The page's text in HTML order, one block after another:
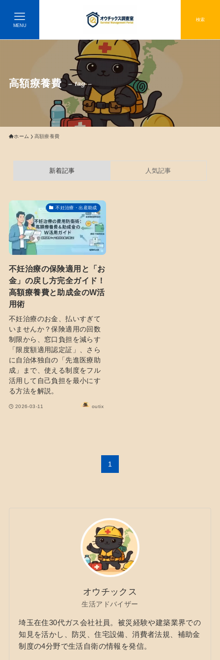
検索
MENU
高額療養費 – tag –
ホーム 高額療養費
新着記事 人気記事
不妊治療・出産助成
不妊治療の保険適用と「お
金」の戻し方完全ガイド！
高額療養費と助成金のW活
用術
不妊治療のお金、払いすぎて
いませんか？保険適用の回数
制限から、窓口負担を減らす
「限度額適用認定証」、さら
に自治体独自の「先進医療助
成」まで、使える制度をフル
活用して自己負担を最小にす
る方法を解説。
2026-03-11 outix
1
オウチックス
生活アドバイザー
埼玉在住30代ガス会社社員。被災経験や建築業界での
知見を活かし、防災、住宅設備、消費者法規、補助金
制度の4分野で生活自衛の情報を発信。